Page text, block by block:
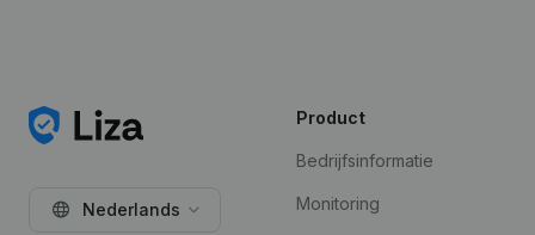
Nederlands
Product
Bedrijfsinformatie
Monitoring